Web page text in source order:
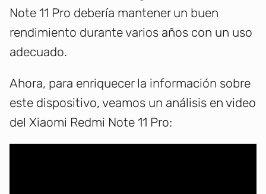
Note 11 Pro debería mantener un buen
rendimiento durante varios años con un uso
adecuado.
Ahora, para enriquecer la información sobre
este dispositivo, veamos un análisis en video
del Xiaomi Redmi Note 11 Pro: